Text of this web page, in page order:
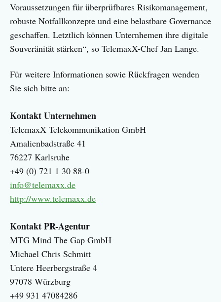
Voraussetzungen für überprüfbares Risikomanagement,
robuste Notfallkonzepte und eine belastbare Governance
geschaffen. Letztlich können Unternhemen ihre digitale
Souveränität stärken“, so TelemaxX-Chef Jan Lange.
Für weitere Informationen sowie Rückfragen wenden
Sie sich bitte an:
Kontakt Unternehmen
TelemaxX Telekommunikation GmbH
Amalienbadstraße 41
76227 Karlsruhe
+49 (0) 721 1 30 88-0
info@telemaxx.de
http://www.telemaxx.de
Kontakt PR-Agentur
MTG Mind The Gap GmbH
Michael Chris Schmitt
Untere Heerbergstraße 4
97078 Würzburg
+49 931 47084286